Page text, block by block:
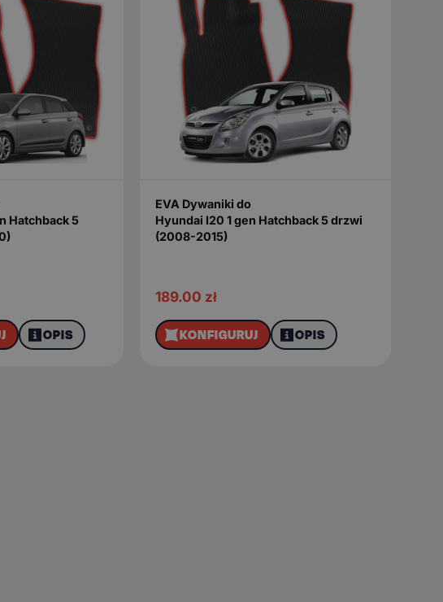
Hatchback 5
OPIS
EVA Dywaniki do
Hyundai I20 1 gen Hatchback 5 drzwi
(2008-2015)
189.00 zł
KONFIGURUJ OPIS